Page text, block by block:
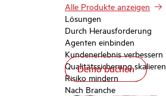
Alle Produkte anzeigen
Lösungen
Durch Herausforderung
Agenten einbinden
Kundenerlebnis verbessern
Qualitätssicherung skalieren
Risiko mindern
Nach Branche
Demo buchen
Demo buchen